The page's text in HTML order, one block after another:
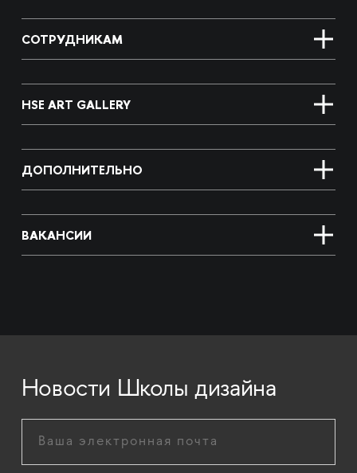
СОТРУДНИКАМ
HSE ART GALLERY
ДОПОЛНИТЕЛЬНО
ВАКАНСИИ
Новости Школы дизайна